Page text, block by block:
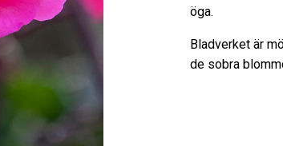
öga.
Bladverket är
de sobra